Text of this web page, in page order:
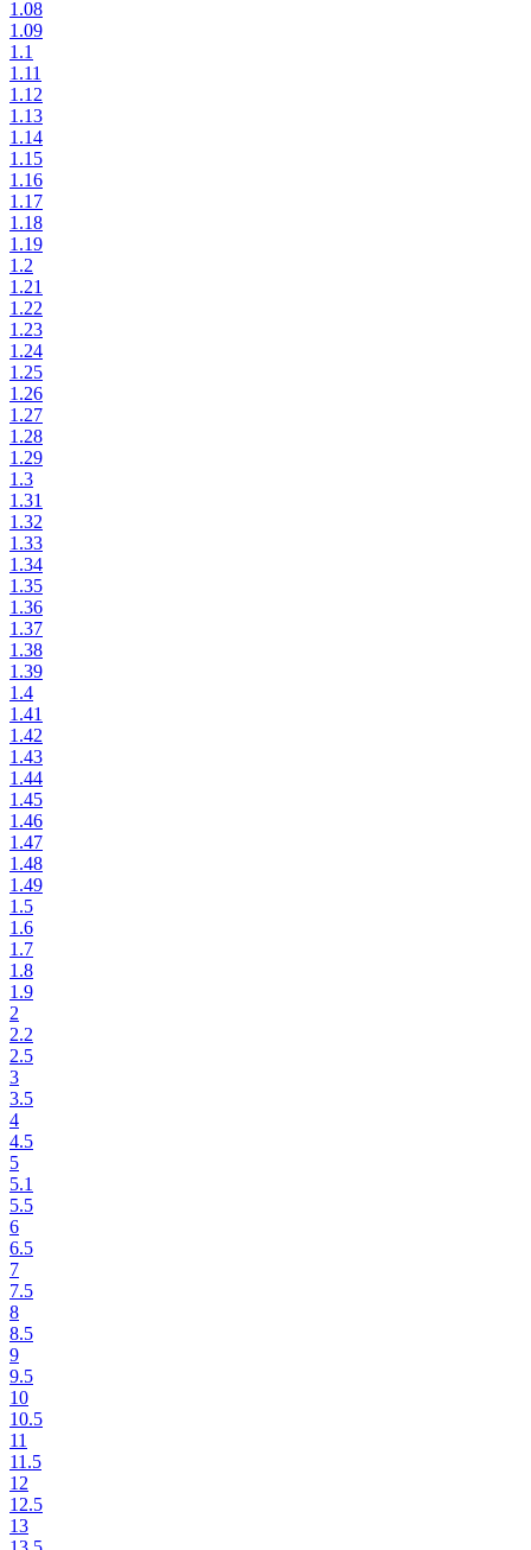
1.08
1.09
1.1
1.11
1.12
1.13
1.14
1.15
1.16
1.17
1.18
1.19
1.2
1.21
1.22
1.23
1.24
1.25
1.26
1.27
1.28
1.29
1.3
1.31
1.32
1.33
1.34
1.35
1.36
1.37
1.38
1.39
1.4
1.41
1.42
1.43
1.44
1.45
1.46
1.47
1.48
1.49
1.5
1.6
1.7
1.8
1.9
2
2.2
2.5
3
3.5
4
4.5
5
5.1
5.5
6
6.5
7
7.5
8
8.5
9
9.5
10
10.5
11
11.5
12
12.5
13